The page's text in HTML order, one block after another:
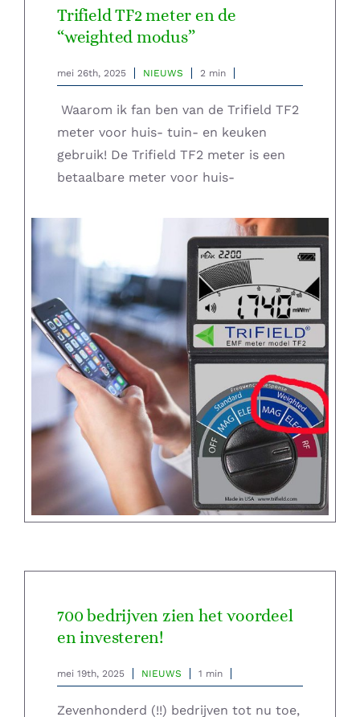
Trifield TF2 meter en de
“weighted modus”
mei 26th, 2025 NIEUWS 2 min
Waarom ik fan ben van de Trifield TF2
meter voor huis- tuin- en keuken
gebruik! De Trifield TF2 meter is een
betaalbare meter voor huis-
700 bedrijven zien het voordeel
en investeren!
mei 19th, 2025 NIEUWS 1 min
Zevenhonderd (!!) bedrijven tot nu toe,